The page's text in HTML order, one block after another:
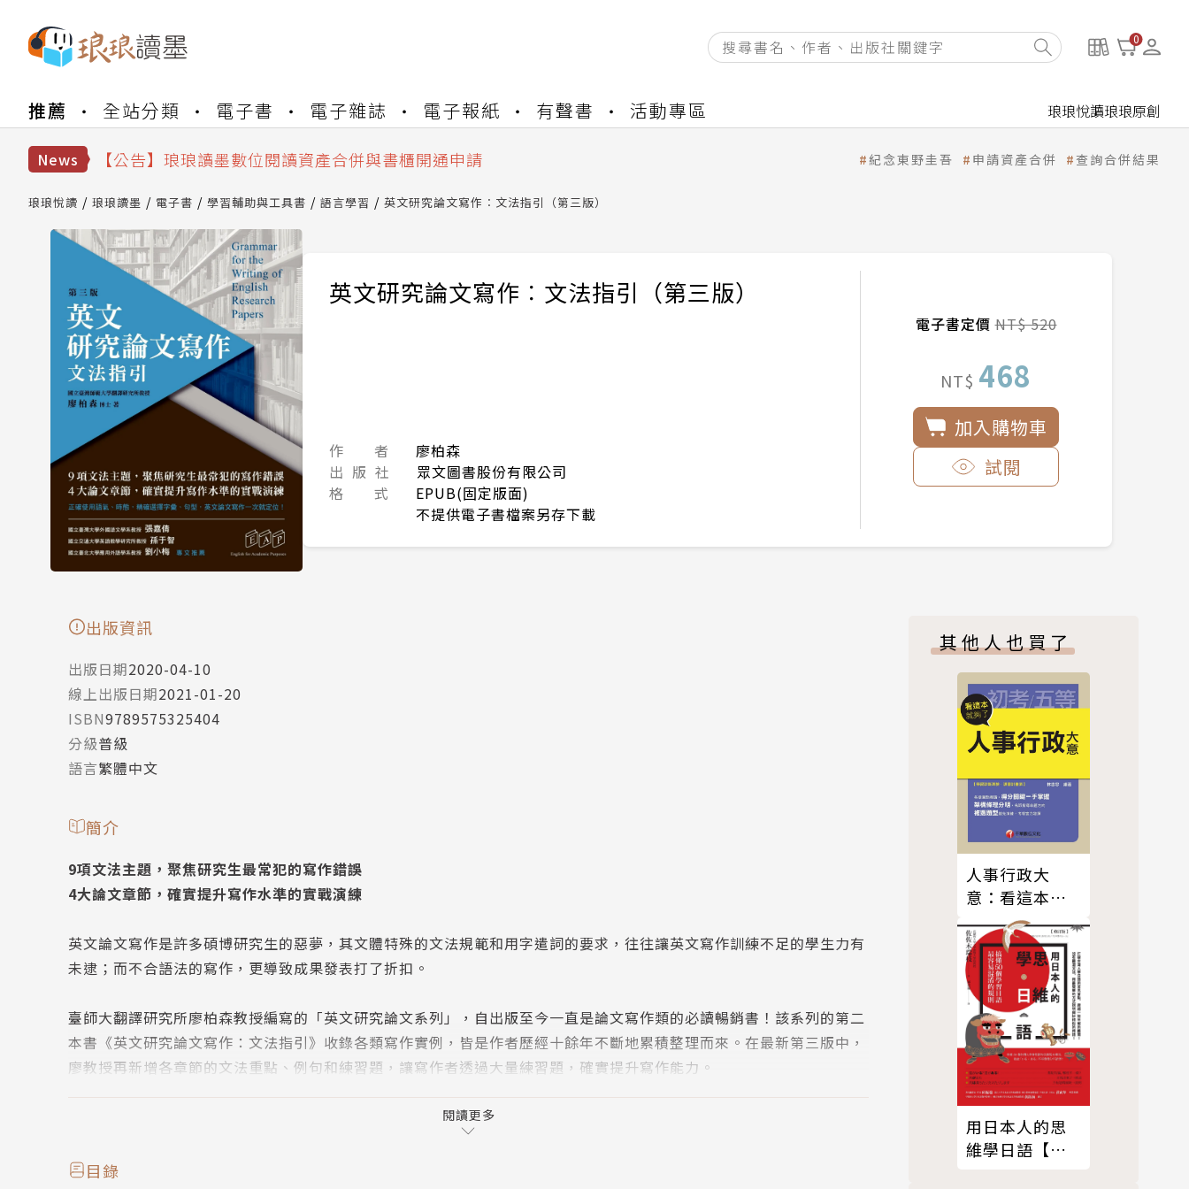
0
推薦 全站分類 電子書 電子雜誌 電子報紙 有聲書 活動專區 琅琅悅讀琅琅原創
News
【公告】因 Readmoo 讀墨系統維護中，本站同步暫停部分閱讀服務
【公告】琅琅讀墨書櫃開通常見問題
【公告】琅琅書店服務升級重要說明及資產合併結果查詢
【公告】因 Readmoo 讀墨系統維護中，本站同步暫停部分閱讀服務
紀念東野圭吾 申請資產合併 查詢合併結果
琅琅悅讀 琅琅讀墨 電子書 學習輔助與工具書 語言學習 英文研究論文寫作︰文法指引（第三版）
英文研究論文寫作︰文法指引（第三版）
作 者
廖柏森
出 版 社
眾文圖書股份有限公司
格 式
EPUB(固定版面)
不提供電子書檔案另存下載
電子書定價NT$ 520
NT$ 468
加入購物車
試閱
出版資訊
出版日期2020-04-10
線上出版日期2021-01-20
ISBN9789575325404
分級普級
語言繁體中文
簡介
9項文法主題，聚焦研究生最常犯的寫作錯誤
4大論文章節，確實提升寫作水準的實戰演練
英文論文寫作是許多碩博研究生的惡夢，其文體特殊的文法規範和用字遣詞的要求，往往讓英文寫作訓練不足的學生力有
未逮；而不合語法的寫作，更導致成果發表打了折扣。
臺師大翻譯研究所廖柏森教授編寫的「英文研究論文系列」，自出版至今一直是論文寫作類的必讀暢銷書！該系列的第二
本書《英文研究論文寫作：文法指引》收錄各類寫作實例，皆是作者歷經十餘年不斷地累積整理而來。在最新第三版中，
廖教授再新增各章節的文法重點、例句和練習題，讓寫作者透過大量練習題，確實提升寫作能力。
本書為寫作者歸納整理在論文IMRD的寫作架構下，各章節需要依循的時態、語態語氣以及相關用詞等。有別於一般文法
書的繁瑣細節，除了提點寫作上的文法要點，更聚焦在撰寫英文論文時常用的文法規則。
閱讀更多
目錄
其他人也買了
人事行政大
意：看這本就
夠了[初等考試]
用日本人的思
維學日語【修